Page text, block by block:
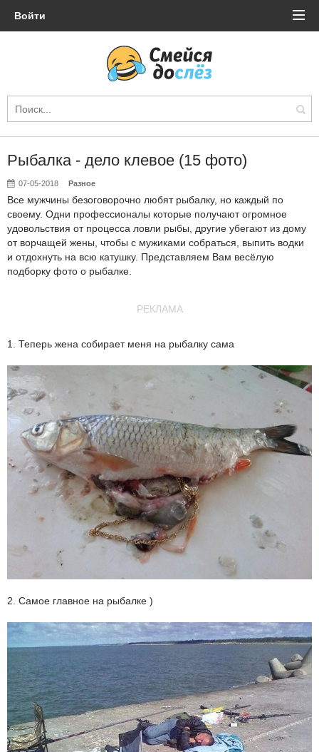
Войти
Рыбалка - дело клевое (15 фото)
07-05-2018 Разное
Все мужчины безоговорочно любят рыбалку, но каждый по
своему. Одни профессионалы которые получают огромное
удовольствия от процесса ловли рыбы, другие убегают из дому
от ворчащей жены, чтобы с мужиками собраться, выпить водки
и отдохнуть на всю катушку. Представляем Вам весёлую
подборку фото о рыбалке.
РЕКЛАМА
1. Теперь жена собирает меня на рыбалку сама
2. Самое главное на рыбалке )